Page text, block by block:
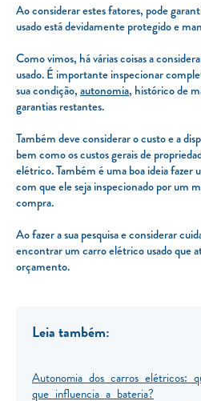
Ao considerar estes fatores, pode
usado está devidamente protegido e
Como vimos, há várias coisas a
usado. É importante inspecionar
sua condição,autonomia, histórico de
garantias restantes.
Também deve considerar o custo e a
bem como os custos gerais de
elétrico. Também é uma boa ideia fazer
com que ele seja inspecionado por um
compra.
Ao fazer a sua pesquisa e considerar
encontrar um carro elétrico usado que
orçamento.
Leia também:
Autonomia dos carros elétricos:
que influencia a bateria?